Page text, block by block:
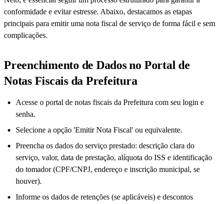
conformidade e evitar estresse. Abaixo, destacamos as etapas
principais para emitir uma nota fiscal de serviço de forma fácil e sem
complicações.
Preenchimento de Dados no Portal de
Notas Fiscais da Prefeitura
Acesse o portal de notas fiscais da Prefeitura com seu login e
senha.
Selecione a opção 'Emitir Nota Fiscal' ou equivalente.
Preencha os dados do serviço prestado: descrição clara do
serviço, valor, data de prestação, alíquota do ISS e identificação
do tomador (CPF/CNPJ, endereço e inscrição municipal, se
houver).
Informe os dados de retenções (se aplicáveis) e descontos